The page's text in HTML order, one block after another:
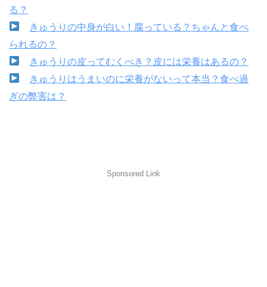
る？
きゅうりの中身が白い！腐っている？ちゃんと食べ
られるの？
きゅうりの皮ってむくべき？皮には栄養はあるの？
きゅうりはうまいのに栄養がないって本当？食べ過
ぎの弊害は？
Sponsored Link